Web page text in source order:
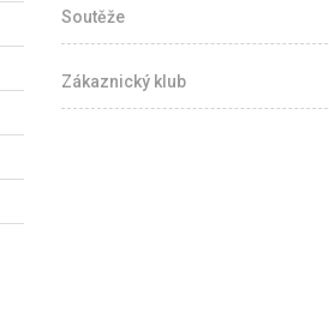
Soutěže
Zákaznický klub